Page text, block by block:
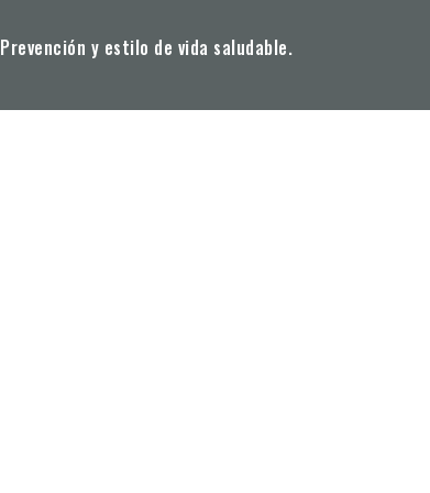
Prevención y estilo de vida saludable.